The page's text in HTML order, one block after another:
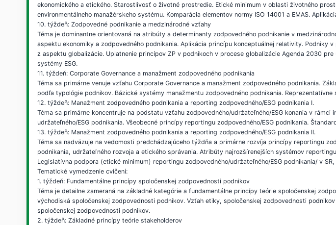
ekonomického a etického. Starostlivosť o životné prostredie. Etické minimum v oblasti životného
environmentálneho manažérskeho systému. Komparácia elementov normy ISO 14001 a EMAS.
10. týždeň: Zodpovedné podnikanie a medzinárodné vzťahy
Téma je dominantne orientovaná na atribúty a determinanty zodpovedného podnikanie v
aspektu ekonomiky a zodpovedného podnikania. Aplikácia princípu konceptuálnej relativity. Podniky
z aspektu globalizácie. Uplatnenie princípov ZP v podnikoch v procese globalizácie Agenda 2030
systémy ESG.
11. týždeň: Corporate Governance a manažment zodpovedného podnikania
Téma sa primárne venuje vzťahu Corporate Governance a manažment zodpovedného podnikania.
podľa typológie podnikov. Bázické systémy manažmentu zodpovedného podnikania.
12. týždeň: Manažment zodpovedného podnikania a reporting zodpovedného/ESG podnikania I.
Téma sa primárne koncentruje na podstatu vzťahu zodpovedného/udržateľného/ESG konania v
udržateľného/ESG podnikania. Všeobecné princípy reportingu zodpovedného/ESG podnikania.
13. týždeň: Manažment zodpovedného podnikania a reporting zodpovedného/ESG podnikania II.
Téma sa nadväzuje na vedomosti predchádzajúceho týždňa a primárne rozvíja princípy reportingu
podnikania, udržateľného rozvoja a etického správania. Atribúty najrozšírenejších systémov
Legislatívna podpora (etické minimum) reportingu zodpovedného/udržateľného/ESG podnikania/ v SR,
Tematické vymedzenie cvičení:
1. týždeň: Fundamentálne princípy spoločenskej zodpovednosti podnikov
Téma je detailne zameraná na základné kategórie a fundamentálne princípy teórie spoločenskej
východiská spoločenskej zodpovednosti podnikov. Vzťah etiky, spoločenskej zodpovednosti
spoločenskej zodpovednosti podnikov.
2. týždeň: Základné princípy teórie stakeholderov